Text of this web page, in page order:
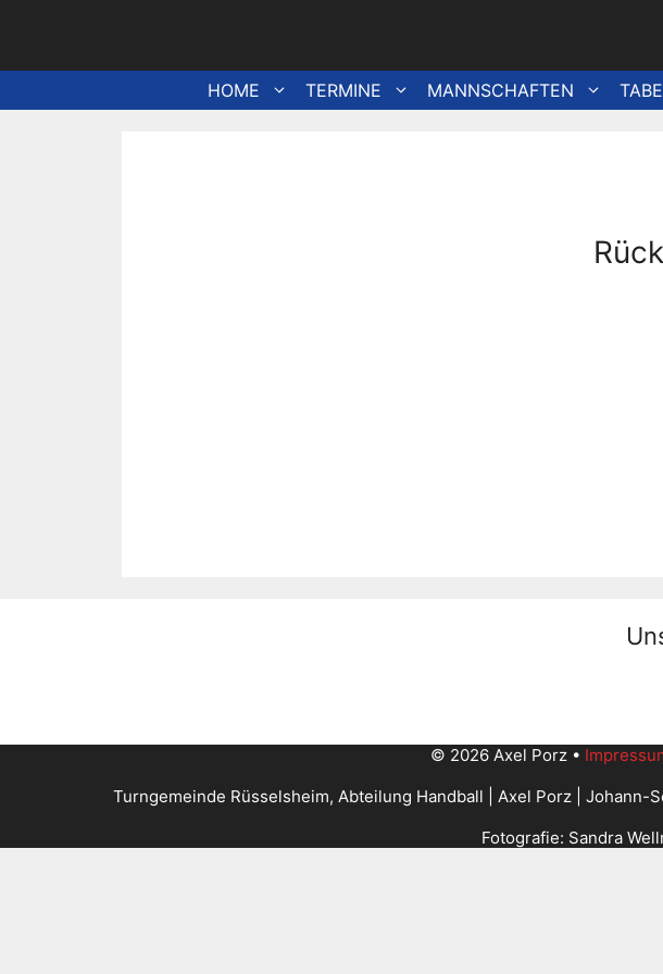
HOME TERMINE MANNSCHAFTEN
© 2026 Axel Porz •
Turngemeinde Rüsselsheim, Abteilung Handball | Axel Porz | Johann-
Fotografie: Sandra